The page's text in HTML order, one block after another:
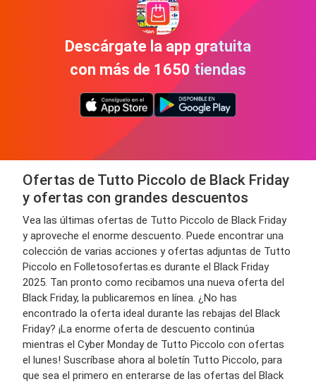
Descárgate la app gratuita
con más de 1650 tiendas
Ofertas de Tutto Piccolo de Black Friday
y ofertas con grandes descuentos
Vea las últimas ofertas de Tutto Piccolo de Black Friday
y aproveche el enorme descuento. Puede encontrar una
colección de varias acciones y ofertas adjuntas de Tutto
Piccolo en Folletosofertas.es durante el Black Friday
2025. Tan pronto como recibamos una nueva oferta del
Black Friday, la publicaremos en línea. ¿No has
encontrado la oferta ideal durante las rebajas del Black
Friday? ¡La enorme oferta de descuento continúa
mientras el Cyber ​​Monday de Tutto Piccolo con ofertas
el lunes! Suscríbase ahora al boletín Tutto Piccolo, para
que sea el primero en enterarse de las ofertas del Black